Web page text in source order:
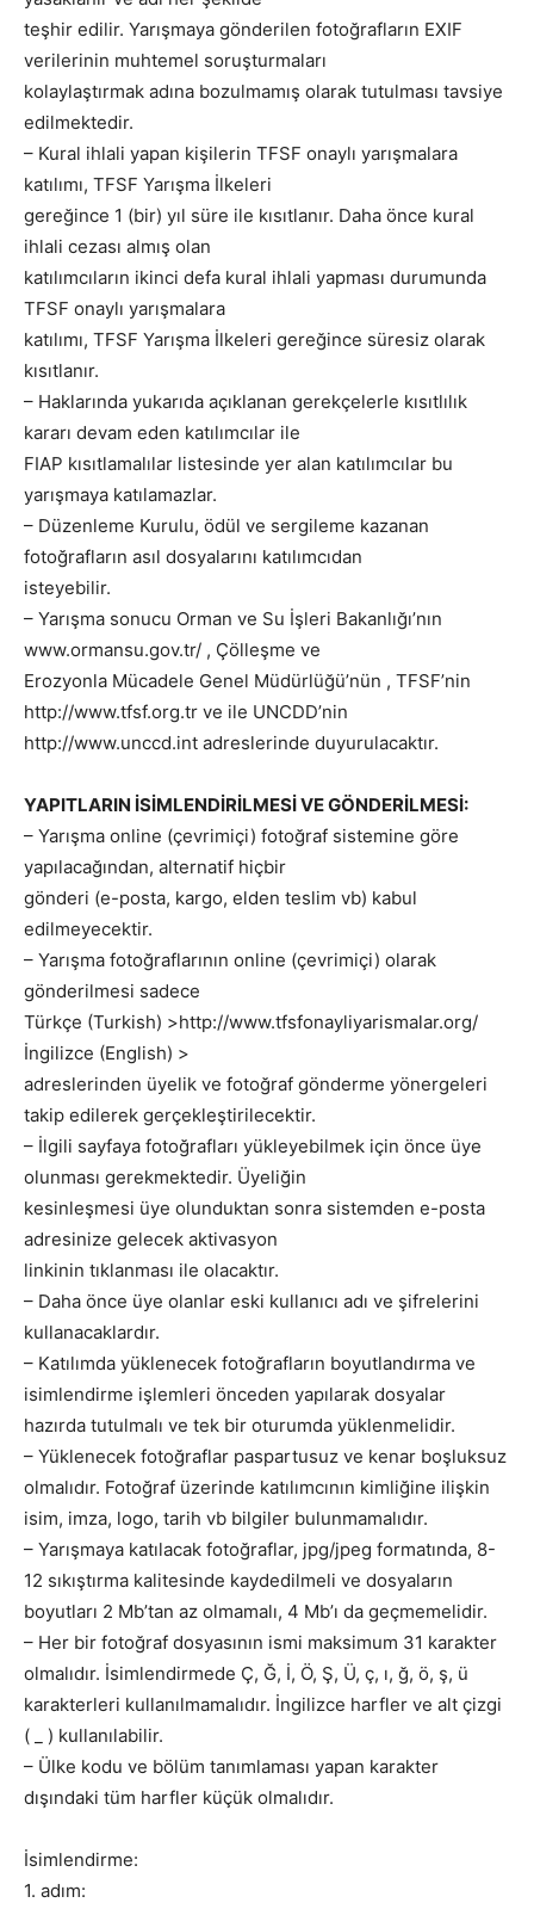
teşhir edilir. Yarışmaya gönderilen fotoğrafların EXIF
verilerinin muhtemel soruşturmaları
kolaylaştırmak adına bozulmamış olarak tutulması tavsiye
edilmektedir.
– Kural ihlali yapan kişilerin TFSF onaylı yarışmalara
katılımı, TFSF Yarışma İlkeleri
gereğince 1 (bir) yıl süre ile kısıtlanır. Daha önce kural
ihlali cezası almış olan
katılımcıların ikinci defa kural ihlali yapması durumunda
TFSF onaylı yarışmalara
katılımı, TFSF Yarışma İlkeleri gereğince süresiz olarak
kısıtlanır.
– Haklarında yukarıda açıklanan gerekçelerle kısıtlılık
kararı devam eden katılımcılar ile
FIAP kısıtlamalılar listesinde yer alan katılımcılar bu
yarışmaya katılamazlar.
– Düzenleme Kurulu, ödül ve sergileme kazanan
fotoğrafların asıl dosyalarını katılımcıdan
isteyebilir.
– Yarışma sonucu Orman ve Su İşleri Bakanlığı’nın
www.ormansu.gov.tr/ , Çölleşme ve
Erozyonla Mücadele Genel Müdürlüğü’nün , TFSF’nin
http://www.tfsf.org.tr ve ile UNCDD’nin
http://www.unccd.int adreslerinde duyurulacaktır.
YAPITLARIN İSİMLENDİRİLMESİ VE GÖNDERİLMESİ:
– Yarışma online (çevrimiçi) fotoğraf sistemine göre
yapılacağından, alternatif hiçbir
gönderi (e-posta, kargo, elden teslim vb) kabul
edilmeyecektir.
– Yarışma fotoğraflarının online (çevrimiçi) olarak
gönderilmesi sadece
Türkçe (Turkish) >http://www.tfsfonayliyarismalar.org/
İngilizce (English) >
adreslerinden üyelik ve fotoğraf gönderme yönergeleri
takip edilerek gerçekleştirilecektir.
– İlgili sayfaya fotoğrafları yükleyebilmek için önce üye
olunması gerekmektedir. Üyeliğin
kesinleşmesi üye olunduktan sonra sistemden e-posta
adresinize gelecek aktivasyon
linkinin tıklanması ile olacaktır.
– Daha önce üye olanlar eski kullanıcı adı ve şifrelerini
kullanacaklardır.
– Katılımda yüklenecek fotoğrafların boyutlandırma ve
isimlendirme işlemleri önceden yapılarak dosyalar
hazırda tutulmalı ve tek bir oturumda yüklenmelidir.
– Yüklenecek fotoğraflar paspartusuz ve kenar boşluksuz
olmalıdır. Fotoğraf üzerinde katılımcının kimliğine ilişkin
isim, imza, logo, tarih vb bilgiler bulunmamalıdır.
– Yarışmaya katılacak fotoğraflar, jpg/jpeg formatında, 8-
12 sıkıştırma kalitesinde kaydedilmeli ve dosyaların
boyutları 2 Mb’tan az olmamalı, 4 Mb’ı da geçmemelidir.
– Her bir fotoğraf dosyasının ismi maksimum 31 karakter
olmalıdır. İsimlendirmede Ç, Ğ, İ, Ö, Ş, Ü, ç, ı, ğ, ö, ş, ü
karakterleri kullanılmamalıdır. İngilizce harfler ve alt çizgi
( _ ) kullanılabilir.
– Ülke kodu ve bölüm tanımlaması yapan karakter
dışındaki tüm harfler küçük olmalıdır.
İsimlendirme:
1. adım: